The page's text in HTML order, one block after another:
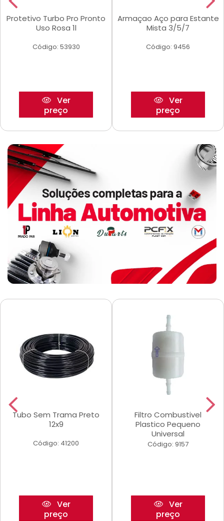
Protetivo Turbo Pro Pronto
Uso Rosa 1l
Código: 53930
Ver
preço
Armaçao Aço para Estante
Mista 3/5/7
Código: 9456
Ver
preço
Tubo Sem Trama Preto
12x9
Código: 41200
Ver
preço
Filtro Combustivel
Plastico Pequeno
Universal
Código: 9157
Ver
preço